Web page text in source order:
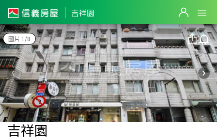
吉祥園
圖片 1/8
吉祥園